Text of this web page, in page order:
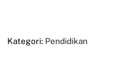
Kategori: Pendidikan